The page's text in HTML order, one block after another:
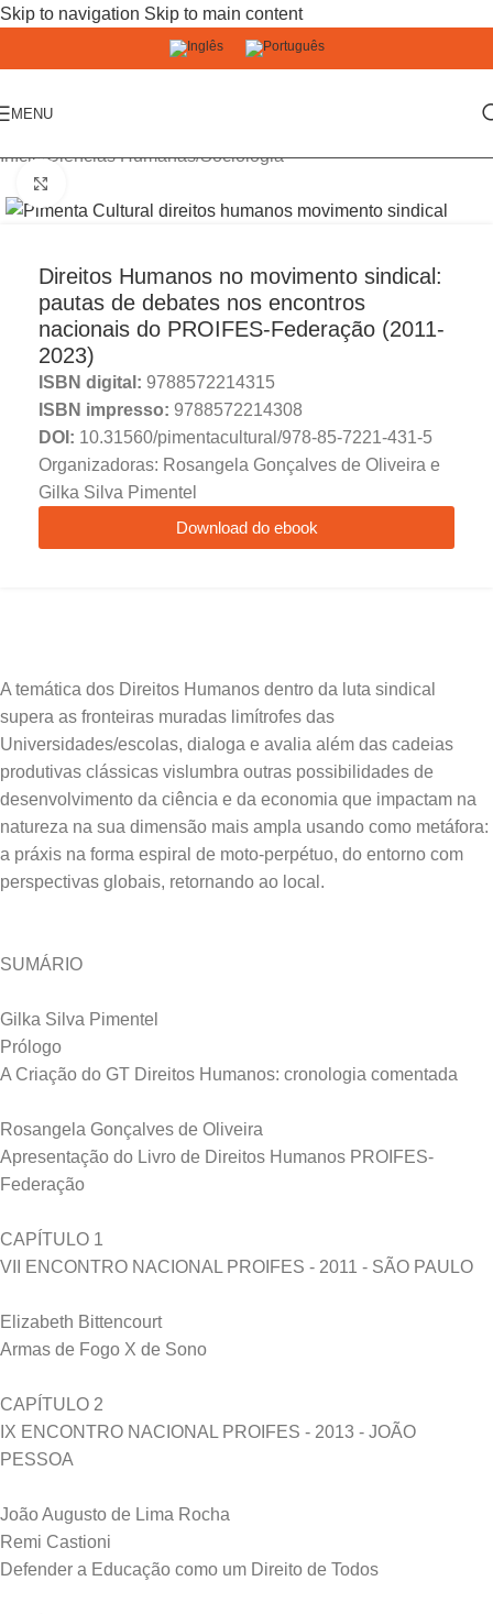
Skip to navigation Skip to main content
MENU
Início/Ciências Humanas/Sociologia
Direitos Humanos no movimento sindical:
pautas de debates nos encontros
nacionais do PROIFES-Federação (2011-
2023)
ISBN digital: 9788572214315
ISBN impresso: 9788572214308
DOI: 10.31560/pimentacultural/978-85-7221-431-5
Organizadoras: Rosangela Gonçalves de Oliveira e
Gilka Silva Pimentel
Download do ebook
A temática dos Direitos Humanos dentro da luta sindical
supera as fronteiras muradas limítrofes das
Universidades/escolas, dialoga e avalia além das cadeias
produtivas clássicas vislumbra outras possibilidades de
desenvolvimento da ciência e da economia que impactam na
natureza na sua dimensão mais ampla usando como metáfora:
a práxis na forma espiral de moto-perpétuo, do entorno com
SUMÁRIO
Gilka Silva Pimentel
Prólogo
A Criação do GT Direitos Humanos: cronologia comentada
Rosangela Gonçalves de Oliveira
Apresentação do Livro de Direitos Humanos PROIFES-
Federação
CAPÍTULO 1
VII ENCONTRO NACIONAL PROIFES - 2011 - SÃO PAULO
Elizabeth Bittencourt
Armas de Fogo X de Sono
CAPÍTULO 2
IX ENCONTRO NACIONAL PROIFES - 2013 - JOÃO
PESSOA
João Augusto de Lima Rocha
Remi Castioni
Defender a Educação como um Direito de Todos